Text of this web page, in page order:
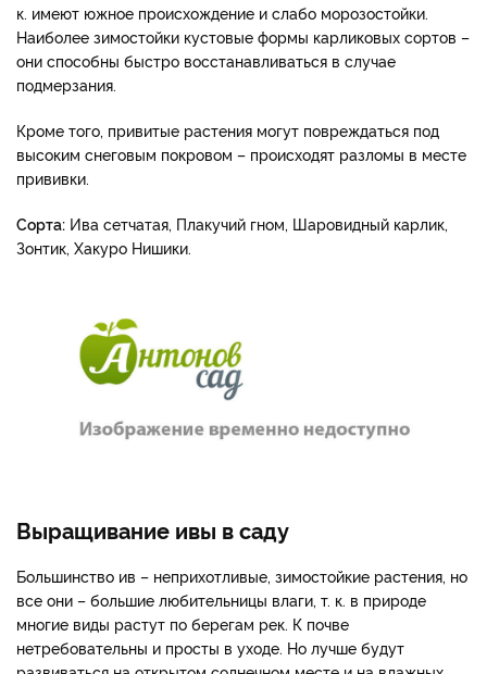
к. имеют южное происхождение и слабо морозостойки.
Наиболее зимостойки кустовые формы карликовых сортов –
они способны быстро восстанавливаться в случае
подмерзания.
Кроме того, привитые растения могут повреждаться под
высоким снеговым покровом – происходят разломы в месте
прививки.
Сорта: Ива сетчатая, Плакучий гном, Шаровидный карлик,
Зонтик, Хакуро Нишики.
Выращивание ивы в саду
Большинство ив – неприхотливые, зимостойкие растения, но
все они – большие любительницы влаги, т. к. в природе
многие виды растут по берегам рек. К почве
нетребовательны и просты в уходе. Но лучше будут